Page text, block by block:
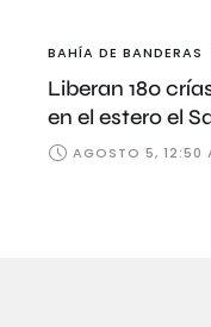
BAHÍA DE BANDERAS
Liberan 180
en el estero el
AGOSTO 5, 12:50